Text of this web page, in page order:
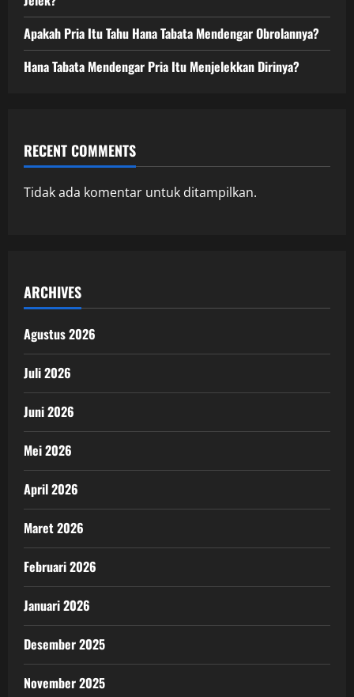
Apakah Pria Itu Tahu Hana Tabata Mendengar Obrolannya?
Hana Tabata Mendengar Pria Itu Menjelekkan Dirinya?
RECENT COMMENTS
Tidak ada komentar untuk ditampilkan.
ARCHIVES
Agustus 2026
Juli 2026
Juni 2026
Mei 2026
April 2026
Maret 2026
Februari 2026
Januari 2026
Desember 2025
November 2025